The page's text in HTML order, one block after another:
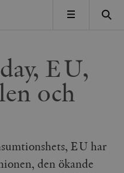
MENY
EU,
och
EU har
den ökande